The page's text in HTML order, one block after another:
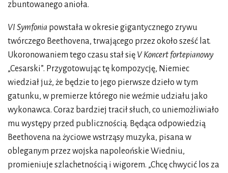
zbuntowanego anioła.
VI Symfonia powstała w okresie gigantycznego zrywu
twórczego Beethovena, trwającego przez około sześć lat.
Ukoronowaniem tego czasu stał się V Koncert fortepianowy
„Cesarski”. Przygotowując tę kompozycję, Niemiec
wiedział już, że będzie to jego pierwsze dzieło w tym
gatunku, w premierze którego nie weźmie udziału jako
wykonawca. Coraz bardziej tracił słuch, co uniemożliwiało
mu występy przed publicznością. Będąca odpowiedzią
Beethovena na życiowe wstrząsy muzyka, pisana w
obleganym przez wojska napoleońskie Wiedniu,
promieniuje szlachetnością i wigorem. „Chcę chwycić los za